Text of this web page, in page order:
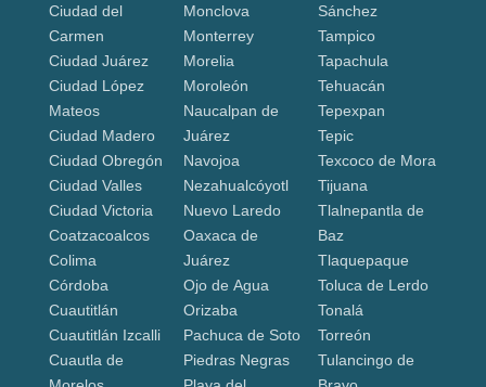
Ciudad del
Carmen
Ciudad Juárez
Ciudad López
Mateos
Ciudad Madero
Ciudad Obregón
Ciudad Valles
Ciudad Victoria
Coatzacoalcos
Colima
Córdoba
Cuautitlán
Cuautitlán Izcalli
Cuautla de
Monclova
Monterrey
Morelia
Moroleón
Naucalpan de
Juárez
Navojoa
Nezahualcóyotl
Nuevo Laredo
Oaxaca de
Juárez
Ojo de Agua
Orizaba
Pachuca de Soto
Piedras Negras
Sánchez
Tampico
Tapachula
Tehuacán
Tepexpan
Tepic
Texcoco de Mora
Tijuana
Tlalnepantla de
Baz
Tlaquepaque
Toluca de Lerdo
Tonalá
Torreón
Tulancingo de